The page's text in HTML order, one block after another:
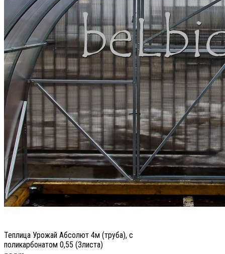
Теплица Урожай Абсолют 4м (труба), с
поликарбонатом 0,55 (3листа)